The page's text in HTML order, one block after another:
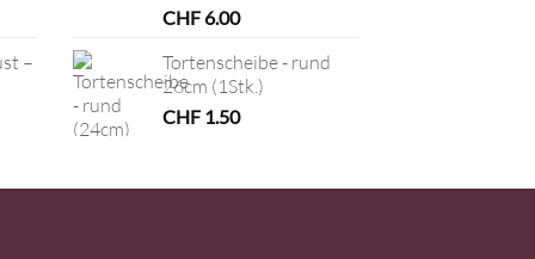
–
CHF6.00
Tortenscheibe - rund
26cm (1Stk.)
CHF1.50